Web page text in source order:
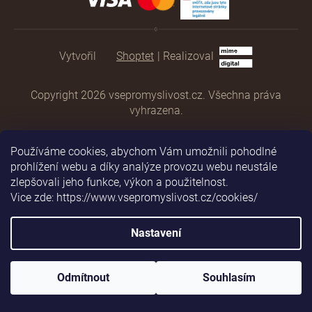
Používáme cookies, abychom Vám umožnili pohodlné
prohlížení webu a díky analýze provozu webu neustále
zlepšovali jeho funkce, výkon a použitelnost.
Vice zde: https://www.vsepromyslivost.cz/cookies/
Nastavení
Odmítnout Souhlasím
Shoptet | Realizoval
Copyright 2026 vsepromyslivost.cz . Všechna práva
vyhrazena.